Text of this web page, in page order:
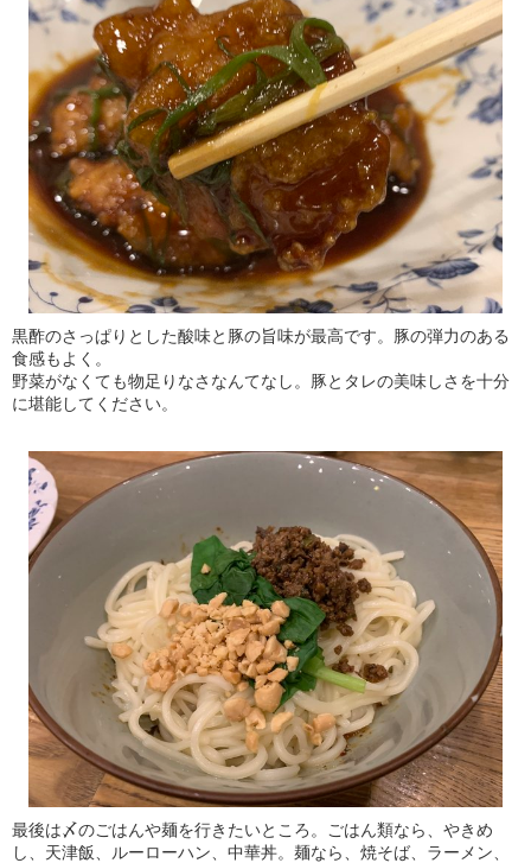
黒酢のさっぱりとした酸味と豚の旨味が最高です。豚の弾力のある
食感もよく。
野菜がなくても物足りなさなんてなし。豚とタレの美味しさを十分
に堪能してください。
最後は〆のごはんや麺を行きたいところ。ごはん類なら、やきめ
し、天津飯、ルーローハン、中華丼。麺なら、焼そば、ラーメン、